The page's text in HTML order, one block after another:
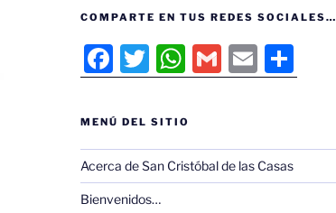
COMPARTE EN TUS REDES SOCIALES…
F
a
c
e
b
o
T
w
itt
er
W
h
at
s
A
G
m
l
E
m
l
C
o
p
ar
MENÚ DEL SITIO
Acerca de San Cristóbal de las Casas
Bienvenidos…